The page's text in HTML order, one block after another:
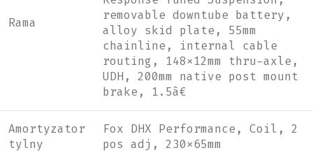
Rama
removable downtube battery,
alloy skid plate, 55mm
chainline, internal cable
routing, 148x12mm thru-axle,
UDH, 200mm native post mount
brake, 1.5â€
Amortyzator
tylny
Fox DHX Performance, Coil, 2
pos adj, 230x65mm